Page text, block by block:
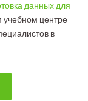
данных для
учебном центре
в